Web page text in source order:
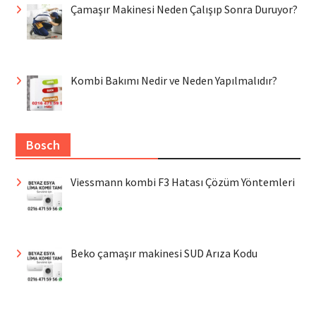
Çamaşır Makinesi Neden Çalışıp Sonra Duruyor?
Kombi Bakımı Nedir ve Neden Yapılmalıdır?
Bosch
Viessmann kombi F3 Hatası Çözüm Yöntemleri
Beko çamaşır makinesi SUD Arıza Kodu